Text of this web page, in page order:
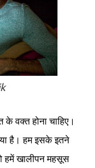
वक्त होना चाहिए।
है। हम इसके इतने
हमें खालीपन महसूस